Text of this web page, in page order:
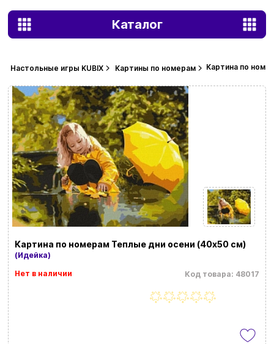
Каталог
Настольные игры KUBIX Картины по номерам Картина по
Картина по номерам Теплые дни осени (40х50 см)
(Идейка)
Код товара: 48017
Нет в наличии